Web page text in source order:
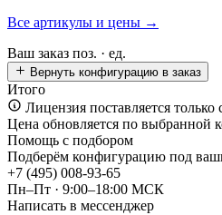
Все артикулы и цены →
Ваш заказ поз. · ед.
Вернуть конфигурацию в заказ
Итого
Лицензия поставляется
Цена обновляется по выбранной
Помощь с подбором
Подберём конфигурацию под
+7 (495) 008-93-65
Пн–Пт · 9:00–18:00 МСК
Написать в мессенджер